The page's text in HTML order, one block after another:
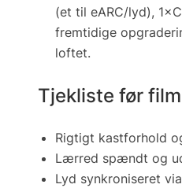
(et til eARC/lyd),
fremtidige
loftet.
Tjekliste før
Rigtigt kastforhold
Lærred spændt og
Lyd synkroniseret